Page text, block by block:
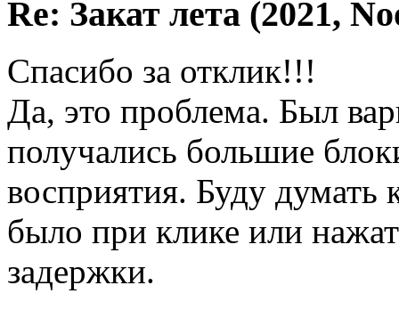
Re: Закат лета (2021,
Спасибо за отклик!!!
Да, это проблема. Был
получались большие
восприятия. Буду думать
было при клике или
задержки.